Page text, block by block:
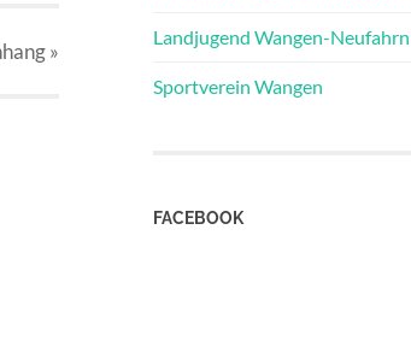
»
Landjugend Wangen-Neufahrn
Sportverein Wangen
FACEBOOK